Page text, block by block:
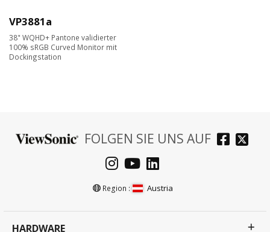
VP3881a
38" WQHD+ Pantone validierter
100% sRGB Curved Monitor mit
Dockingstation
FOLGEN SIE UNS AUF
Region : Austria
HARDWARE